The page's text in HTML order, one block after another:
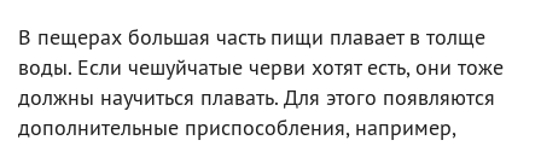
В пещерах большая часть пищи плавает в толще
воды. Если чешуйчатые черви хотят есть, они тоже
должны научиться плавать. Для этого появляются
дополнительные приспособления, например,